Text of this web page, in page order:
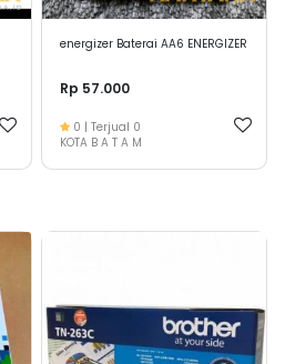
energizer Baterai AA6 ENERGIZER
Rp 57.000
0 | Terjual 0
KOTA B A T A M